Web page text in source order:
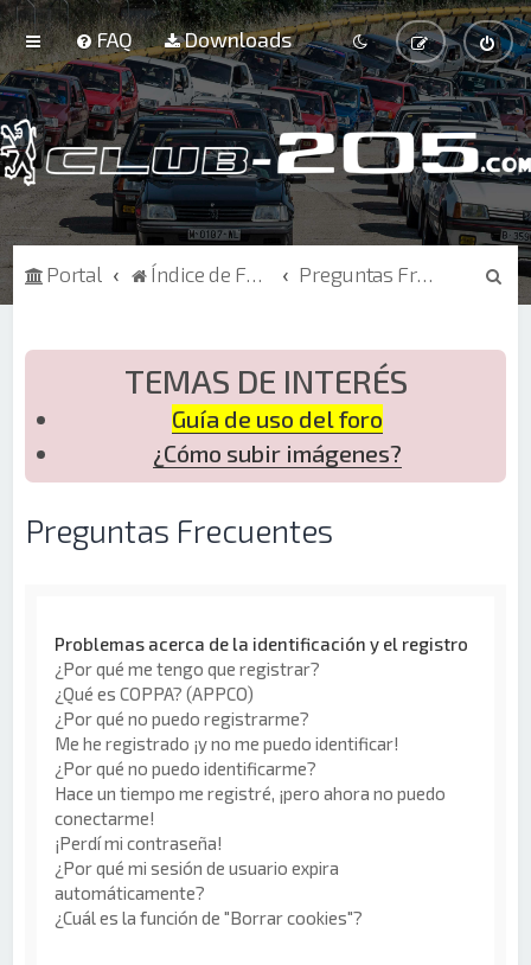
FAQ Downloads
Portal Índice de Foros Preguntas Frecuentes
B
TEMAS DE INTERÉS
Guía de uso del foro
¿Cómo subir imágenes?
Preguntas Frecuentes
Problemas acerca de la identificación y el registro
¿Por qué me tengo que registrar?
¿Qué es COPPA? (APPCO)
¿Por qué no puedo registrarme?
Me he registrado ¡y no me puedo identificar!
¿Por qué no puedo identificarme?
Hace un tiempo me registré, ¡pero ahora no puedo
conectarme!
¡Perdí mi contraseña!
¿Por qué mi sesión de usuario expira
automáticamente?
¿Cuál es la función de "Borrar cookies"?